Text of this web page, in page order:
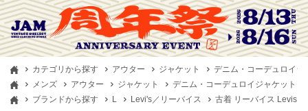
カテゴリから探す アウター ジャケット
デニム・コーデュロイジ
メンズ
アウター ジャケット
デニム・コーデュロイジャケット
ブランドから探す
L Levi's／リーバイス 古着 リーバイス Levis